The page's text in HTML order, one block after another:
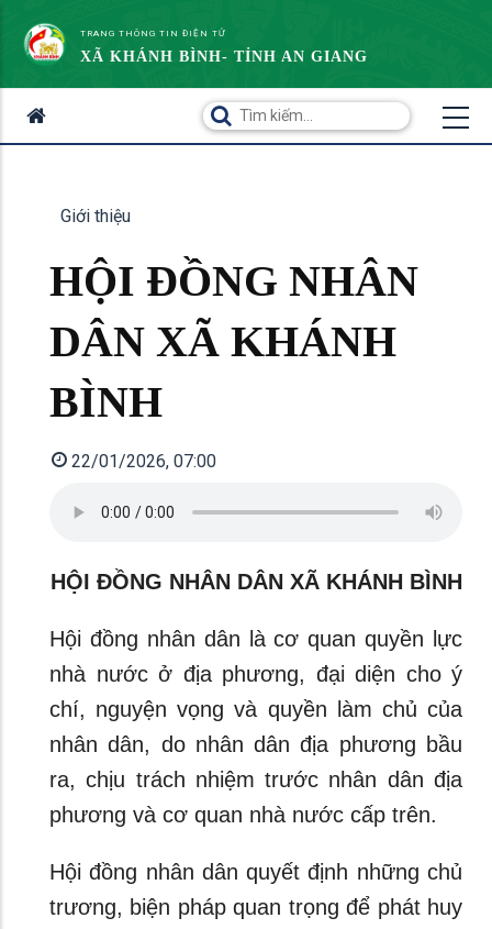
TRANG THÔNG TIN ĐIỆN TỬ
XÃ KHÁNH BÌNH- TỈNH AN GIANG
Giới thiệu
HỘI ĐỒNG NHÂN
DÂN XÃ KHÁNH
BÌNH
22/01/2026, 07:00
HỘI ĐỒNG NHÂN DÂN XÃ KHÁNH BÌNH
Hội đồng nhân dân là cơ quan quyền lực
nhà nước ở địa phương, đại diện cho ý
chí, nguyện vọng và quyền làm chủ của
nhân dân, do nhân dân địa phương bầu
ra, chịu trách nhiệm trước nhân dân địa
phương và cơ quan nhà nước cấp trên.
Hội đồng nhân dân quyết định những chủ
trương, biện pháp quan trọng để phát huy